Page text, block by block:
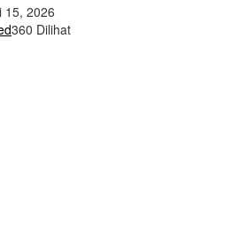
15, 2026
360 Dilihat